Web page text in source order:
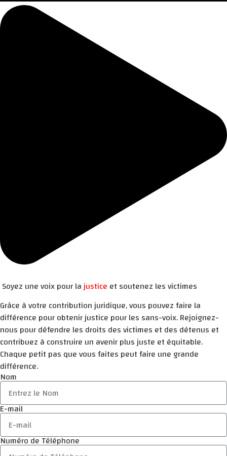
Soyez une voix pour lajustice et soutenez les victimes
Grâce à votre contribution juridique, vous pouvez faire la
différence pour obtenir justice pour les sans-voix. Rejoignez-
nous pour défendre les droits des victimes et des détenus et
contribuez à construire un avenir plus juste et équitable.
Chaque petit pas que vous faites peut faire une grande
différence.
Nom
E-mail
Numéro de Téléphone